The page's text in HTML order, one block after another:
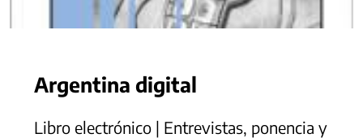
Argentina digital
Libro electrónico | Entrevistas, ponencia y